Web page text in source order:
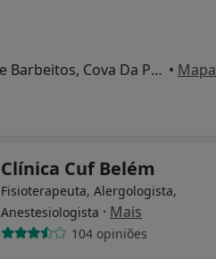
Avenida Henrique Barbeitos, Cova Da Piedade • Mapa
Clínica Cuf Belém
Fisioterapeuta, Alergologista,
Anestesiologista · Mais
104 opiniões